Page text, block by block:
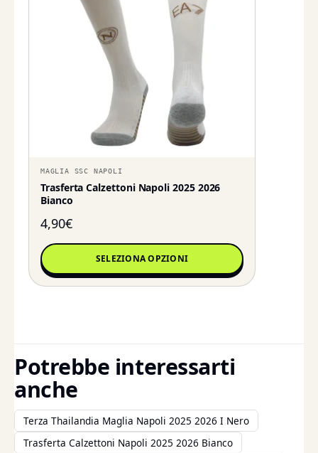
MAGLIA SSC NAPOLI
Trasferta Calzettoni Napoli 2025 2026
Bianco
4,90€
SELEZIONA OPZIONI
Potrebbe interessarti
anche
Terza Thailandia Maglia Napoli 2025 2026 I Nero
Trasferta Calzettoni Napoli 2025 2026 Bianco